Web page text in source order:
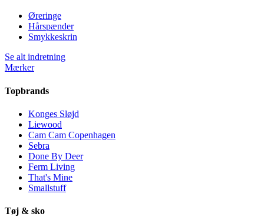
Øreringe
Hårspænder
Smykkeskrin
Se alt indretning
Mærker
Topbrands
Konges Sløjd
Liewood
Cam Cam Copenhagen
Sebra
Done By Deer
Ferm Living
That's Mine
Smallstuff
Tøj & sko